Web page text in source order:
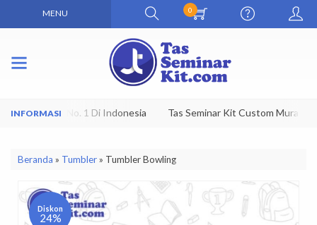
MENU 0
Kit Terbaik No. 1 Di Indonesia Tas Seminar Kit Custom Murah
Beranda » Tumbler» Tumbler Bowling
Diskon
24%